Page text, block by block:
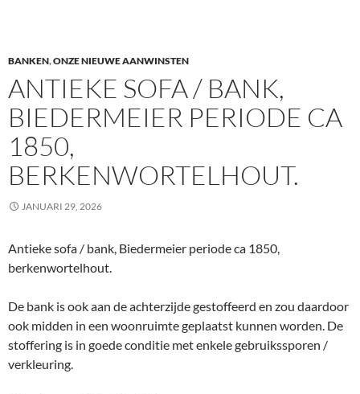
BANKEN,ONZE NIEUWE AANWINSTEN
ANTIEKE SOFA / BANK,
BIEDERMEIER PERIODE CA
1850,
BERKENWORTELHOUT.
JANUARI 29, 2026
Antieke sofa / bank, Biedermeier periode ca 1850,
berkenwortelhout.
De bank is ook aan de achterzijde gestoffeerd en zou daardoor
ook midden in een woonruimte geplaatst kunnen worden. De
stoffering is in goede conditie met enkele gebruikssporen /
verkleuring.